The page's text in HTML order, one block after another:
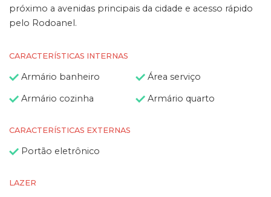
próximo a avenidas principais da cidade e acesso rápido
pelo Rodoanel.
CARACTERÍSTICAS INTERNAS
Armário banheiro
Área serviço
Armário cozinha
Armário quarto
CARACTERÍSTICAS EXTERNAS
Portão eletrônico
LAZER